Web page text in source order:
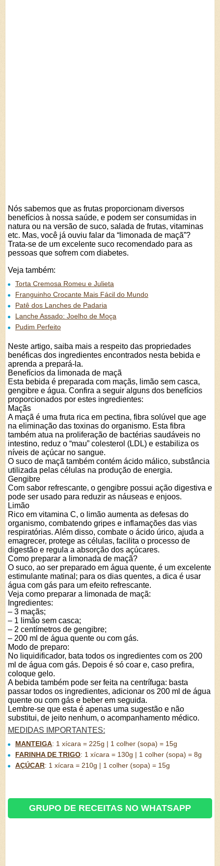
Nós sabemos que as frutas proporcionam diversos
benefícios à nossa saúde, e podem ser consumidas in
natura ou na versão de suco, salada de frutas, vitaminas
etc. Mas, você já ouviu falar da “limonada de maçã”?
Trata-se de um excelente suco recomendado para as
pessoas que sofrem com diabetes.
Veja também:
Torta Cremosa Romeu e Julieta
Franguinho Crocante Mais Fácil do Mundo
Patê dos Lanches de Padaria
Lanche Assado: Joelho de Moça
Pudim Perfeito
Neste artigo, saiba mais a respeito das propriedades
benéficas dos ingredientes encontrados nesta bebida e
aprenda a prepará-la.
Benefícios da limonada de maçã
Esta bebida é preparada com maçãs, limão sem casca,
gengibre e água. Confira a seguir alguns dos benefícios
proporcionados por estes ingredientes:
Maçãs
A maçã é uma fruta rica em pectina, fibra solúvel que age
na eliminação das toxinas do organismo. Esta fibra
também atua na proliferação de bactérias saudáveis no
intestino, reduz o “mau” colesterol (LDL) e estabiliza os
níveis de açúcar no sangue.
O suco de maçã também contém ácido málico, substância
utilizada pelas células na produção de energia.
Gengibre
Com sabor refrescante, o gengibre possui ação digestiva e
pode ser usado para reduzir as náuseas e enjoos.
Limão
Rico em vitamina C, o limão aumenta as defesas do
organismo, combatendo gripes e inflamações das vias
respiratórias. Além disso, combate o ácido úrico, ajuda a
emagrecer, protege as células, facilita o processo de
digestão e regula a absorção dos açúcares.
Como preparar a limonada de maçã?
O suco, ao ser preparado em água quente, é um excelente
estimulante matinal; para os dias quentes, a dica é usar
água com gás para um efeito refrescante.
Veja como preparar a limonada de maçã:
Ingredientes:
– 3 maçãs;
– 1 limão sem casca;
– 2 centímetros de gengibre;
– 200 ml de água quente ou com gás.
Modo de preparo:
No liquidificador, bata todos os ingredientes com os 200
ml de água com gás. Depois é só coar e, caso prefira,
coloque gelo.
A bebida também pode ser feita na centrífuga: basta
passar todos os ingredientes, adicionar os 200 ml de água
quente ou com gás e beber em seguida.
Lembre-se que esta é apenas uma sugestão e não
substitui, de jeito nenhum, o acompanhamento médico.
MEDIDAS IMPORTANTES:
MANTEIGA: 1 xícara = 225g | 1 colher (sopa) = 15g
FARINHA DE TRIGO: 1 xícara = 130g | 1 colher (sopa) = 8g
AÇÚCAR: 1 xícara = 210g | 1 colher (sopa) = 15g
GRUPO DE RECEITAS NO WHATSAPP